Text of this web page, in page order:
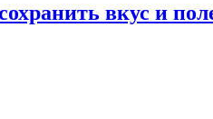
вкус и